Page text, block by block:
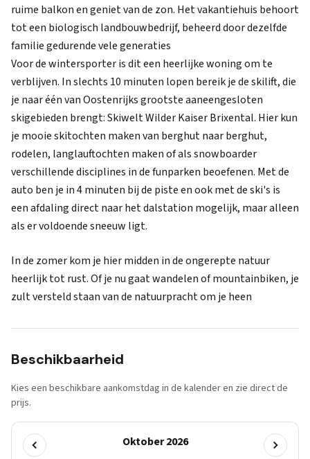
ruime balkon en geniet van de zon. Het vakantiehuis behoort
tot een biologisch landbouwbedrijf, beheerd door dezelfde
familie gedurende vele generaties
Voor de wintersporter is dit een heerlijke woning om te
verblijven. In slechts 10 minuten lopen bereik je de skilift, die
je naar één van Oostenrijks grootste aaneengesloten
skigebieden brengt: Skiwelt Wilder Kaiser Brixental. Hier kun
je mooie skitochten maken van berghut naar berghut,
rodelen, langlauftochten maken of als snowboarder
verschillende disciplines in de funparken beoefenen. Met de
auto ben je in 4 minuten bij de piste en ook met de ski's is
een afdaling direct naar het dalstation mogelijk, maar alleen
als er voldoende sneeuw ligt.
In de zomer kom je hier midden in de ongerepte natuur
heerlijk tot rust. Of je nu gaat wandelen of mountainbiken, je
zult versteld staan van de natuurpracht om je heen
Beschikbaarheid
Kies een beschikbare aankomstdag in de kalender en zie direct de
prijs.
Oktober 2026